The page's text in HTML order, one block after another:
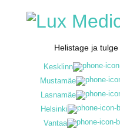
Helistage ja tulge
Kesklinn
Mustamäe
Lasnamäe
Helsinki
Vantaa